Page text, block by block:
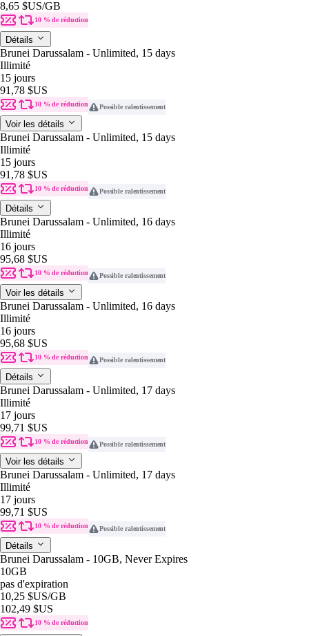
8,65 $US/GB
10 % de réduction
Détails
Brunei Darussalam - Unlimited, 15 days
Illimité
15 jours
91,78 $US
10 % de réduction Possible ralentissement
Voir les détails
Brunei Darussalam - Unlimited, 15 days
Illimité
15 jours
91,78 $US
10 % de réduction Possible ralentissement
Détails
Brunei Darussalam - Unlimited, 16 days
Illimité
16 jours
95,68 $US
10 % de réduction Possible ralentissement
Voir les détails
Brunei Darussalam - Unlimited, 16 days
Illimité
16 jours
95,68 $US
10 % de réduction Possible ralentissement
Détails
Brunei Darussalam - Unlimited, 17 days
Illimité
17 jours
99,71 $US
10 % de réduction Possible ralentissement
Voir les détails
Brunei Darussalam - Unlimited, 17 days
Illimité
17 jours
99,71 $US
10 % de réduction Possible ralentissement
Détails
Brunei Darussalam - 10GB, Never Expires
10GB
pas d'expiration
10,25 $US/GB
102,49 $US
10 % de réduction